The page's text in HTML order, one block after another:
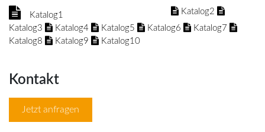
Katalog1
Katalog2
Katalog3
Katalog4 Katalog5 Katalog6
Katalog7
Katalog8
Katalog9 Katalog10
Kontakt
Jetzt anfragen